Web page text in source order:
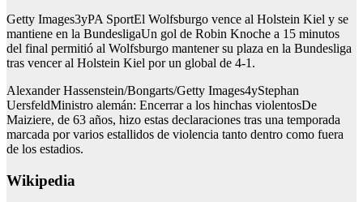
Getty Images3yPA SportEl Wolfsburgo vence al Holstein Kiel y se
mantiene en la BundesligaUn gol de Robin Knoche a 15 minutos
del final permitió al Wolfsburgo mantener su plaza en la Bundesliga
tras vencer al Holstein Kiel por un global de 4-1.
Alexander Hassenstein/Bongarts/Getty Images4yStephan
UersfeldMinistro alemán: Encerrar a los hinchas violentosDe
Maiziere, de 63 años, hizo estas declaraciones tras una temporada
marcada por varios estallidos de violencia tanto dentro como fuera
de los estadios.
Wikipedia